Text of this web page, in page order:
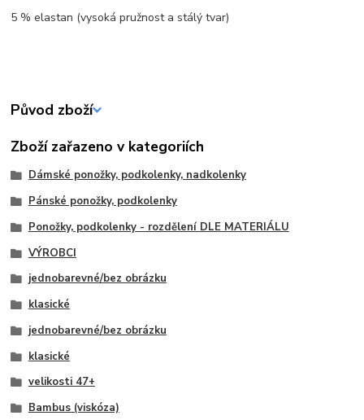
5 % elastan (vysoká pružnost a stálý tvar)
Původ zboží
Zboží zařazeno v kategoriích
Dámské ponožky, podkolenky, nadkolenky
Pánské ponožky, podkolenky
Ponožky, podkolenky - rozdělení DLE MATERIÁLU
VÝROBCI
jednobarevné/bez obrázku
klasické
jednobarevné/bez obrázku
klasické
velikosti 47+
Bambus (viskóza)